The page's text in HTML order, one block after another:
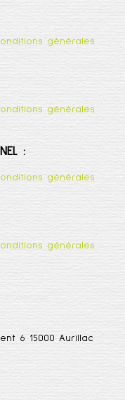
générales
générales
:
générales
générales
6 15000 Aurillac